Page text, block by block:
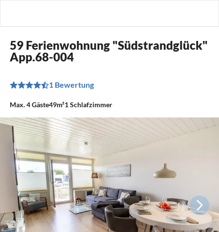
59 Ferienwohnung "Südstrandglück"
App.68-004
1 Bewertung
Max.4Gäste49m²1Schlafzimmer